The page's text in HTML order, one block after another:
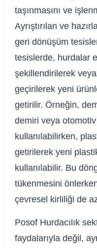
taşınmasını ve
Ayrıştırılan ve
geri dönüşüm
tesislerde, hurdalar
şekillendirilerek
geçirilerek yeni
getirilir. Örneğin,
demiri veya
kullanılabilirken,
getirilerek yeni
kullanılabilir. Bu
tükenmesini
çevresel kirliliği de
Posof Hurdacılık
faydalarıyla değil,